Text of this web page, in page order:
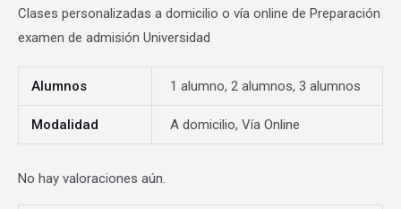
Clases personalizadas a domicilio o vía online de Preparación
examen de admisión Universidad
Alumnos 1 alumno, 2 alumnos, 3 alumnos
Modalidad A domicilio, Vía Online
No hay valoraciones aún.